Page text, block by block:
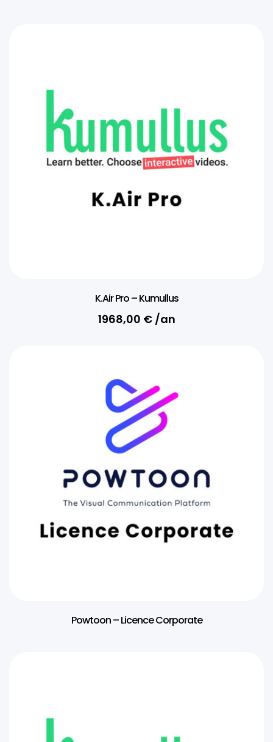
K.Air Pro – Kumullus
1968,00 €/an
Powtoon – Licence Corporate